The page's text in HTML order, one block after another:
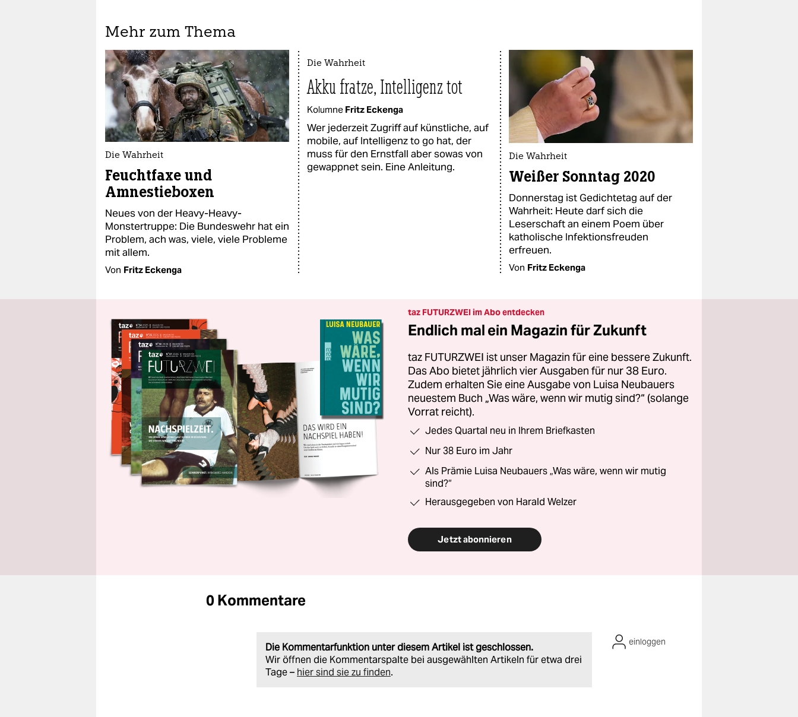
Mehr zum Thema
Die Wahrheit
Feuchtfaxe und
Amnestieboxen
Neues von der Heavy-Heavy-
Monstertruppe: Die Bundeswehr hat ein
Problem, ach was, viele, viele Probleme
mit allem.
Von Fritz Eckenga
Die Wahrheit
Akku fratze, Intelligenz tot
Kolumne Fritz Eckenga
Wer jederzeit Zugriff auf künstliche, auf
mobile, auf Intelligenz to go hat, der
muss für den Ernstfall aber sowas von
gewappnet sein. Eine Anleitung.
Die Wahrheit
Weißer Sonntag 2020
Donnerstag ist Gedichtetag auf der
Wahrheit: Heute darf sich die
Leserschaft an einem Poem über
katholische Infektionsfreuden
erfreuen.
Von Fritz Eckenga
taz FUTURZWEI im Abo entdecken
Endlich mal ein Magazin für Zukunft
taz FUTURZWEI ist unser Magazin für eine bessere Zukunft.
Das Abo bietet jährlich vier Ausgaben für nur 38 Euro.
Zudem erhalten Sie eine Ausgabe von Luisa Neubauers
neuestem Buch „Was wäre, wenn wir mutig sind?“ (solange
Vorrat reicht).
Jedes Quartal neu in Ihrem Briefkasten
Nur 38 Euro im Jahr
Als Prämie Luisa Neubauers „Was wäre, wenn wir mutig
sind?“
Herausgegeben von Harald Welzer
Jetzt abonnieren
0 Kommentare
Die Kommentarfunktion unter diesem Artikel ist geschlossen.
Wir öffnen die Kommentarspalte bei ausgewählten Artikeln für etwa drei
Tage – hier sind sie zu finden.
einloggen